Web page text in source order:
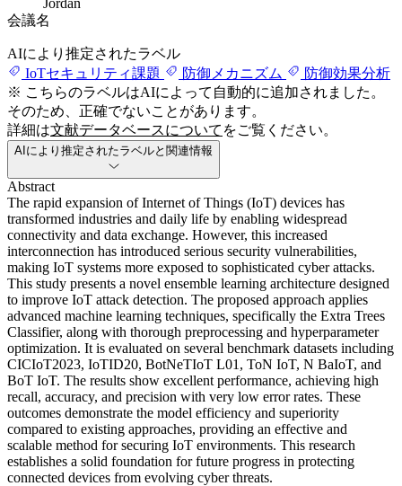
Jordan
会議名
AIにより推定されたラベル
IoTセキュリティ課題
防御メカニズム
防御効果分析
※ こちらのラベルはAIによって自動的に追加されました。
そのため、正確でないことがあります。
詳細は文献データベースについて をご覧ください。
AIにより推定されたラベルと関連情報
Abstract
The rapid expansion of Internet of Things (IoT) devices has
transformed industries and daily life by enabling widespread
connectivity and data exchange. However, this increased
interconnection has introduced serious security vulnerabilities,
making IoT systems more exposed to sophisticated cyber attacks.
This study presents a novel ensemble learning architecture designed
to improve IoT attack detection. The proposed approach applies
advanced machine learning techniques, specifically the Extra Trees
Classifier, along with thorough preprocessing and hyperparameter
optimization. It is evaluated on several benchmark datasets including
CICIoT2023, IoTID20, BotNeTIoT L01, ToN IoT, N BaIoT, and
BoT IoT. The results show excellent performance, achieving high
recall, accuracy, and precision with very low error rates. These
outcomes demonstrate the model efficiency and superiority
compared to existing approaches, providing an effective and
scalable method for securing IoT environments. This research
establishes a solid foundation for future progress in protecting
connected devices from evolving cyber threats.